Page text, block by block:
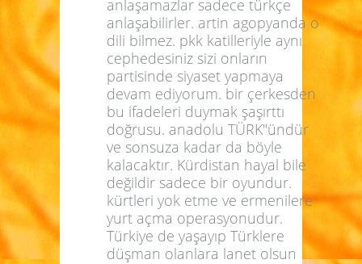
anlaşamazlar sadece türkçe
anlaşabilirler. artin agopyanda o
dili bilmez. pkk katilleriyle aynı
cephedesiniz sizi onların
partisinde siyaset yapmaya
devam ediyorum. bir çerkesden
bu ifadeleri duymak şaşırttı
doğrusu. anadolu TÜRK''ündür
ve sonsuza kadar da böyle
kalacaktır. Kürdistan hayal bile
değildir sadece bir oyundur.
kürtleri yok etme ve ermenilere
yurt açma operasyonudur.
Türkiye de yaşayıp Türklere
düşman olanlara lanet olsun